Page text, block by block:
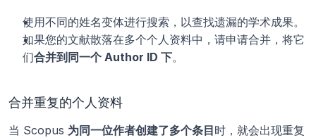
使用不同的姓名变体进行搜索，以查找遗漏的学术成果。
如果您的文献散落在多个个人资料中，请申请合并，将它
们合并到同一个 Author ID 下。
合并重复的个人资料
当 Scopus 为同一位作者创建了多个条目时，就会出现重复